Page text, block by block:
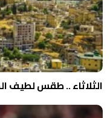
الثلاثاء .. طقس لطيف